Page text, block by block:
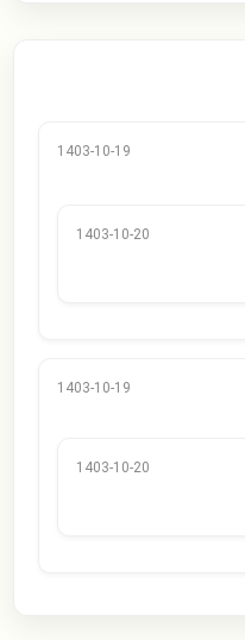
1403-10-19
1403-10-20
1403-10-19
1403-10-20